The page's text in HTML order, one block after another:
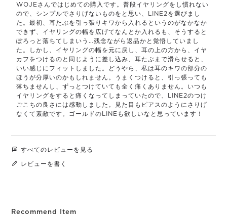
WOJEさんではじめての購入です。普段イヤリングをし慣れない
ので、シンプルでさりげないものをと思い、LINE2を選びまし
た。最初、耳たぶを引っ張りキワから入れるというのがなかなか
できず、イヤリングの幅を広げてなんとか入れるも、そうすると
ぽろっと落ちてしまいう…残念ながら返品かと覚悟していまし
た。しかし、イヤリングの幅を元に戻し、耳の上の方から、イヤ
カフをつけるのと同じように差し込み、耳たぶまで滑らせると、
いい感じにフィットしました。どうやら、私は耳のキワの部分の
ほうが分厚いのかもしれません。うまくつけると、引っ張っても
落ちませんし、ずっとつけていても全く痛くありません。いつも
イヤリングをすると痛くなってしまっていたので、LINE2のつけ
ごこちの良さには感動しました。見た目もピアスのようにさりげ
なくて素敵です。ゴールドのLINEも欲しいなと思っています！
すべてのレビューを見る
レビューを書く
Recommend Item